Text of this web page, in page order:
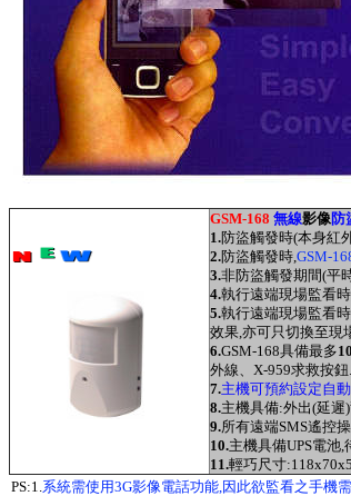
GSM-168 無線影像防
1.防盜觸發時(本身紅
2.防盜觸發時,GSM-
3.非防盜觸發期間(平
4.執行遠端現場監看
5.執行遠端現場監看時
效果,亦可只切換至現
6.GSM-168具備最多
外線、X-959求救按
7.主機可預約設定自
8.主機具備:外出(延
9.所有遠端SMS遙控
10.主機具備UPS電池
11.輕巧尺寸
PS:1.系統需使用3G影像電話功能,因此欲監看之手機